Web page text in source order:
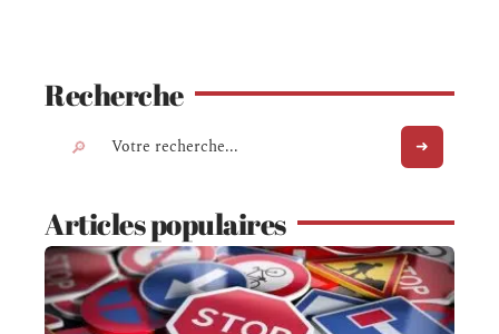
Recherche
Articles populaires